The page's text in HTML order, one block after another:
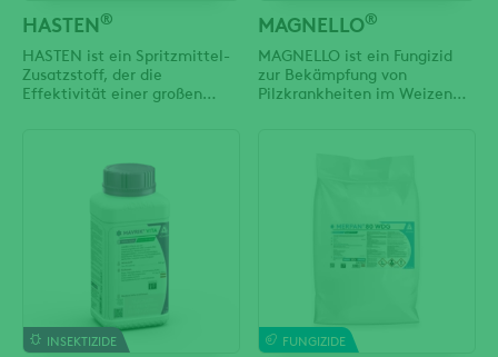
HASTEN®
HASTEN ist ein Spritzmittel-
Zusatzstoff, der die
Effektivität einer großen
selektive und nichtselektive
nichtionischen Tenside
verbessern den Kontakt der
Spritztropfen auf der
Oberfläche
MAGNELLO®
MAGNELLO ist ein Fungizid
zur Bekämpfung von
Pilzkrankheiten im Weizen
Wirkstoffe: Difenoconazol
und Tebuconazol. Beide
Wirkstoffe
INSEKTIZIDE FUNGIZIDE